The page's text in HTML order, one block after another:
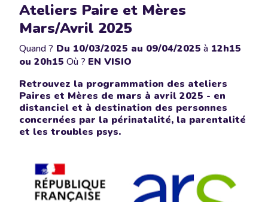
Ateliers Paire et Mères
Mars/Avril 2025
Quand ? Du 10/03/2025 au 09/04/2025 à 12h15
ou 20h15 Où ? EN VISIO
Retrouvez la programmation des ateliers
Paires et Mères de mars à avril 2025 - en
distanciel et à destination des personnes
concernées par la périnatalité, la parentalité
et les troubles psys.